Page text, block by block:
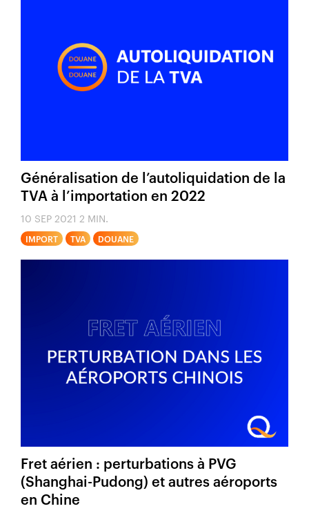
Généralisation de l’autoliquidation de la
TVA à l’importation en 2022
10 SEP 2021 2 MIN.
IMPORT TVA DOUANE
Fret aérien : perturbations à PVG
(Shanghai-Pudong) et autres aéroports
en Chine